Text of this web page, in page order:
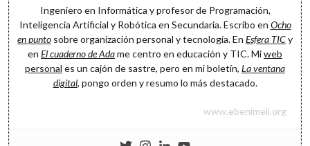
Ingeniero en Informática y profesor de Programación,
Inteligencia Artificial y Robótica en Secundaria. Escribo en Ocho
en punto sobre organización personal y tecnología. En Esfera TICy
en El cuaderno de Adame centro en educación y TIC. Miweb
personal es un cajón de sastre, pero en mi boletín, La ventana
digital, pongo orden y resumo lo más destacado.
www.ebenimeli.org